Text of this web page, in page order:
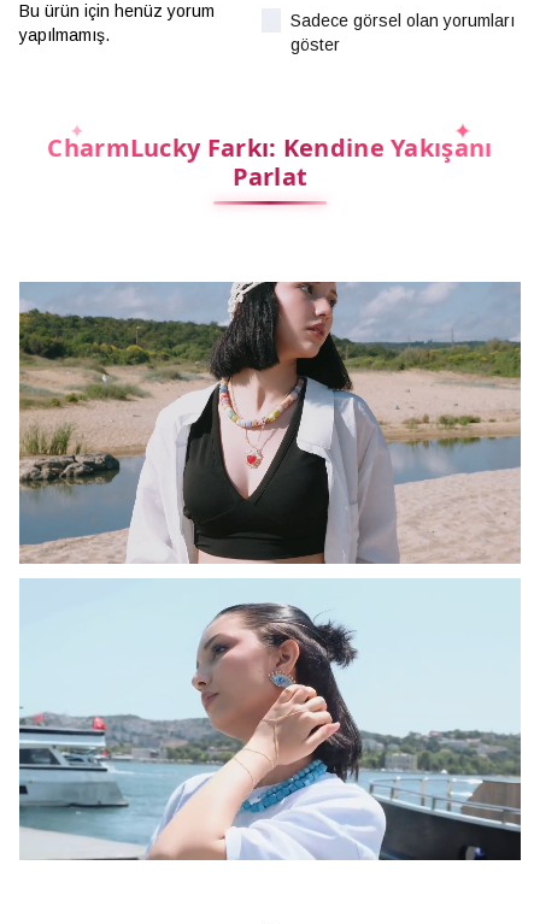
Bu ürün için henüz yorum
yapılmamış.
Sadece görsel olan yorumları
göster
CharmLucky Farkı: Kendine Yakışanı
Parlat